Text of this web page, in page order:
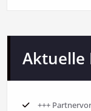
Aktuelle
+++